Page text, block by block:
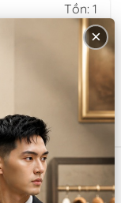
Tồn: 1
Xem
bản đồ
tự
LONG NỮ
Mã:SP6481
×